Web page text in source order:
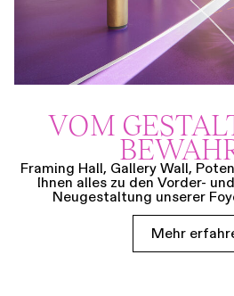
VOM
Framing Hall, Gallery Wall,
Ihnen alles zu den Vorder-
Neugestaltung unserer
Mehr